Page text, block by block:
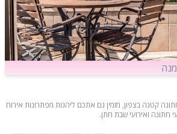
חתונה קטנה בצפון, מזמין גם אתכם ליהנות מפתרונות אירוח
חתונה ואירועי שבת חתן.